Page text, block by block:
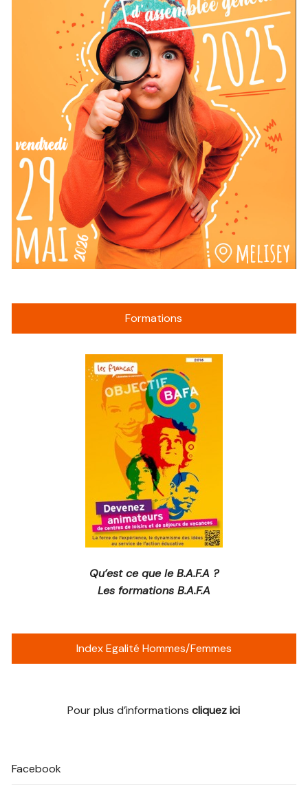
Formations
Qu’est ce que le B.A.F.A ?
Les formations B.A.F.A
Index Egalité Hommes/Femmes
Pour plus d’informationscliquez ici
Facebook